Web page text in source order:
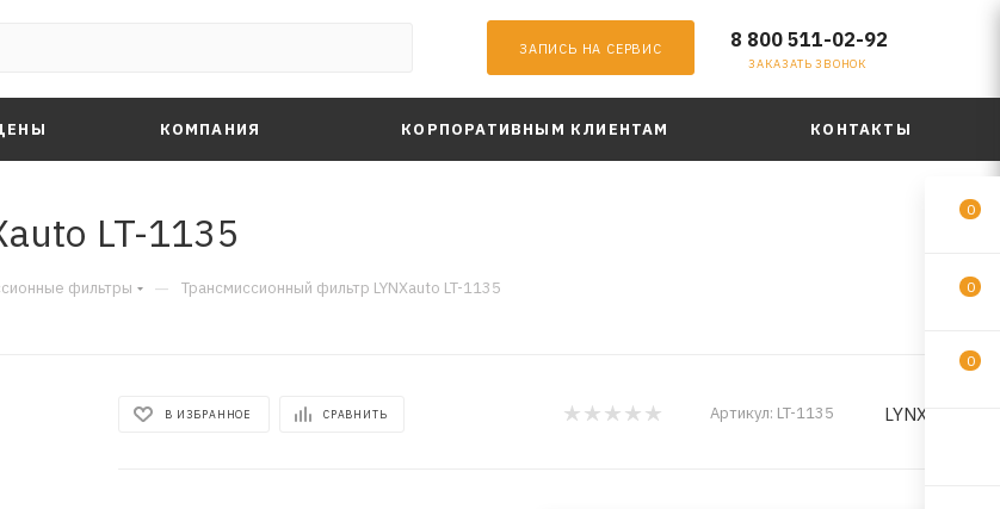
ЗАПИСЬ НА СЕРВИС 8 800 511-02-92
ЗАКАЗАТЬ ЗВОНОК
КОМПАНИЯ КОРПОРАТИВНЫМ КЛИЕНТАМ КОНТАКТЫ
LT-1135
фильтры — Трансмиссионный фильтр LYNXauto LT-1135
В ИЗБРАННОЕ СРАВНИТЬ Артикул: LT-1135 LYNXauto
0
0
0